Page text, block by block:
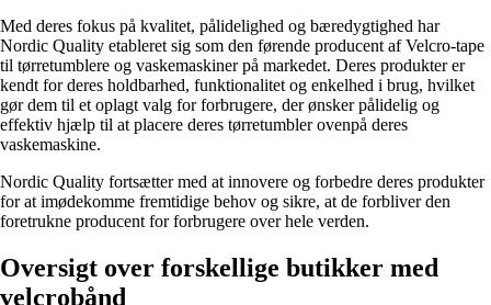
Med deres fokus på kvalitet, pålidelighed og bæredygtighed har
Nordic Quality etableret sig som den førende producent af Velcro-tape
til tørretumblere og vaskemaskiner på markedet. Deres produkter er
kendt for deres holdbarhed, funktionalitet og enkelhed i brug, hvilket
gør dem til et oplagt valg for forbrugere, der ønsker pålidelig og
effektiv hjælp til at placere deres tørretumbler ovenpå deres
vaskemaskine.
Nordic Quality fortsætter med at innovere og forbedre deres produkter
for at imødekomme fremtidige behov og sikre, at de forbliver den
foretrukne producent for forbrugere over hele verden.
Oversigt over forskellige butikker med
velcrobånd